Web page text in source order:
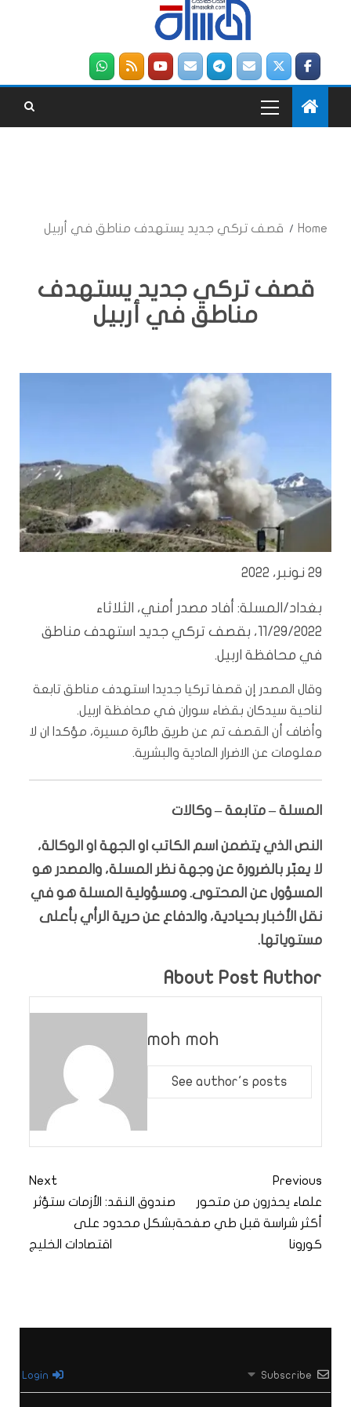
Home قصف تركي جديد يستهدف مناطق في أربيل
قصف تركي جديد يستهدف
مناطق في أربيل
29 نونبر، 2022
بغداد/المسلة: أفاد مصدر أمني، الثلاثاء
11/29/2022، بقصف تركي جديد استهدف مناطق
في محافظة اربيل.
وقال المصدر إن قصفا تركيا جديدا استهدف مناطق تابعة
لناحية سيدكان بقضاء سوران في محافظة اربيل.
وأضاف أن القصف تم عن طريق طائرة مسيرة، مؤكدا ان لا
معلومات عن الاضرار المادية والبشرية.
المسلة – متابعة – وكالات
النص الذي يتضمن اسم الكاتب او الجهة او الوكالة،
لا يعبّر بالضرورة عن وجهة نظر المسلة، والمصدر هو
المسؤول عن المحتوى. ومسؤولية المسلة هو في
نقل الأخبار بحيادية، والدفاع عن حرية الرأي بأعلى
مستوياتها.
About Post Author
moh moh
See author's posts
Previous
علماء يحذرون من متحور
أكثر شراسة قبل طي صفحة
كورونا
Next
صندوق النقد: الأزمات ستؤثر
بشكل محدود على
اقتصادات الخليج
Subscribe